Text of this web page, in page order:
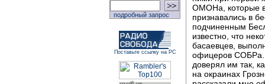
подробный запрос
Поставьте ссылку на РС
ОМОНа, которые
признавались в
подчиненным
известно, что
басаевцев,
офицеров СОБРа.
доверял им так,
на окраинах